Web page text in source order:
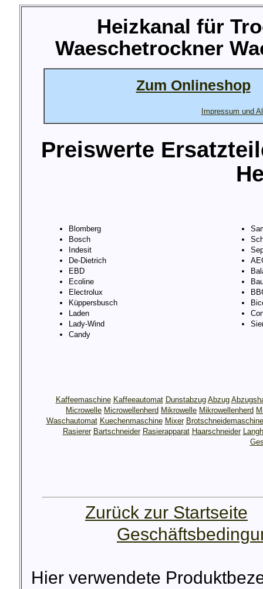
Heizkanal für
Waeschetrockner
Zum Onlineshop
Impressum und
Preiswerte
Blomberg
Bosch
Indesit
De-Dietrich
EBD
Ecoline
Electrolux
Küppersbusch
Laden
Lady-Wind
Candy
Kaffeemaschine Kaffeeautomat Dunstabzug Abzug
Microwelle Microwellenherd Mikrowelle Mikrowellenherd
Waschautomat Kuechenmaschine Mixer Brotschneidemaschine
Rasierer Bartschneider Rasierapparat Haarschneider
Zurück zur Startseite
Hier verwendete